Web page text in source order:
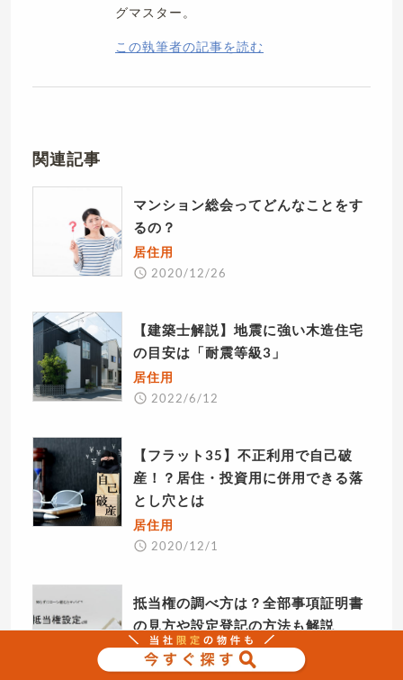
グマスター。
この執筆者の記事を読む
関連記事
マンション総会ってどんなことをす
るの？
居住用
2020/12/26
【建築士解説】地震に強い木造住宅
の目安は「耐震等級3」
居住用
2022/6/12
【フラット35】不正利用で自己破
産！？居住・投資用に併用できる落
とし穴とは
居住用
2020/12/1
抵当権の調べ方は？全部事項証明書
の見方や設定登記の方法も解説
居住用
2021/10/3